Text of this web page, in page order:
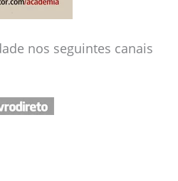
nos seguintes canais